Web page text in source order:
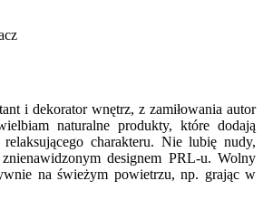
i dekorator wnętrz, z zamiłowania autor
naturalne produkty, które dodają
charakteru. Nie lubię nudy,
designem PRL-u. Wolny
na świeżym powietrzu, np. grając w